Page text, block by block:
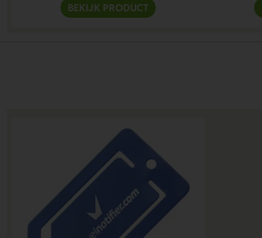
BEKIJK PRODUCT